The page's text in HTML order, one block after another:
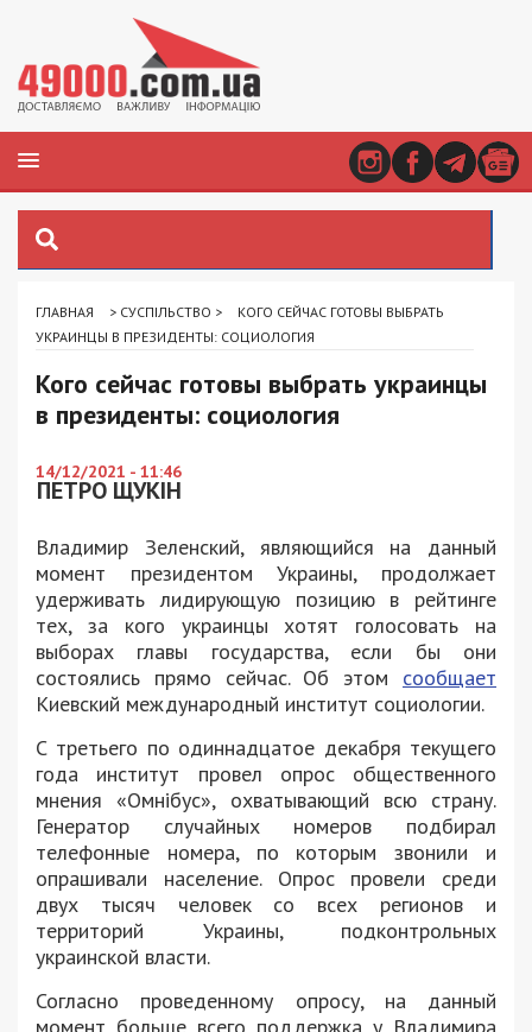
ГЛАВНАЯ > СУСПІЛЬСТВО >
КОГО СЕЙЧАС ГОТОВЫ ВЫБРАТЬ
УКРАИНЦЫ В ПРЕЗИДЕНТЫ: СОЦИОЛОГИЯ
Кого сейчас готовы выбрать украинцы
в президенты: социология
14/12/2021 - 11:46
ПЕТРО ЩУКІН
Владимир Зеленский, являющийся на данный
момент президентом Украины, продолжает
удерживать лидирующую позицию в рейтинге
тех, за кого украинцы хотят голосовать на
выборах главы государства, если бы они
состоялись прямо сейчас. Об этом сообщает
Киевский международный институт социологии.
С третьего по одиннадцатое декабря текущего
года институт провел опрос общественного
мнения «Омнібус», охватывающий всю страну.
Генератор случайных номеров подбирал
телефонные номера, по которым звонили и
опрашивали население. Опрос провели среди
двух тысяч человек со всех регионов и
территорий Украины, подконтрольных
украинской власти.
Согласно проведенному опросу, на данный